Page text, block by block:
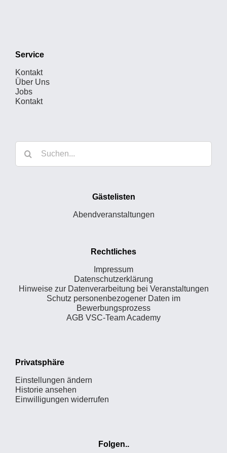
Service
Kontakt
Über Uns
Jobs
Kontakt
Suche
nach:
Gästelisten
Abendveranstaltungen
Rechtliches
Impressum
Datenschutzerklärung
Hinweise zur Datenverarbeitung bei Veranstaltungen
Schutz personenbezogener Daten im
Bewerbungsprozess
AGB VSC-Team Academy
Privatsphäre
Einstellungen ändern
Historie ansehen
Einwilligungen widerrufen
Folgen..